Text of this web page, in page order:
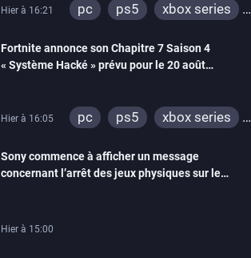
Hier à 16:21 pc ps5
xbox series
Fortnite annonce son Chapitre 7 Saison 4
« Système Hacké » prévu pour le 20 août
Hier à 16:05 pc ps5
xbox series
ps4
xbox one
switch 2
Sony commence à afficher un message
concernant l’arrêt des jeux physiques sur le
Hier à 15:00